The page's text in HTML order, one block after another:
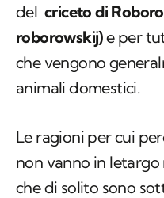
del criceto di
roborowskij)e per
che vengono
animali domestici.
Le ragioni per cui
non vanno in
che di solito sono